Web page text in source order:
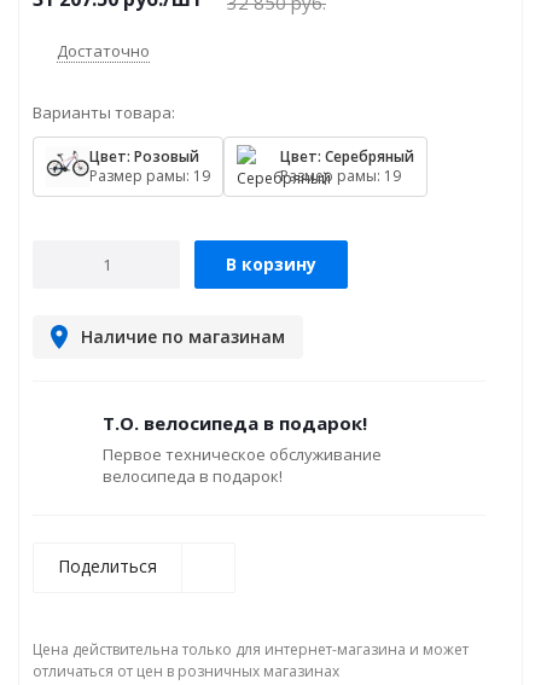
Достаточно
Варианты товара:
Цвет: Розовый
Размер рамы: 19
Цвет: Серебряный
Размер рамы: 19
В корзину
Наличие по магазинам
Т.О. велосипеда в подарок!
Первое техническое обслуживание
велосипеда в подарок!
Поделиться
Цена действительна только для интернет-магазина и может
отличаться от цен в розничных магазинах